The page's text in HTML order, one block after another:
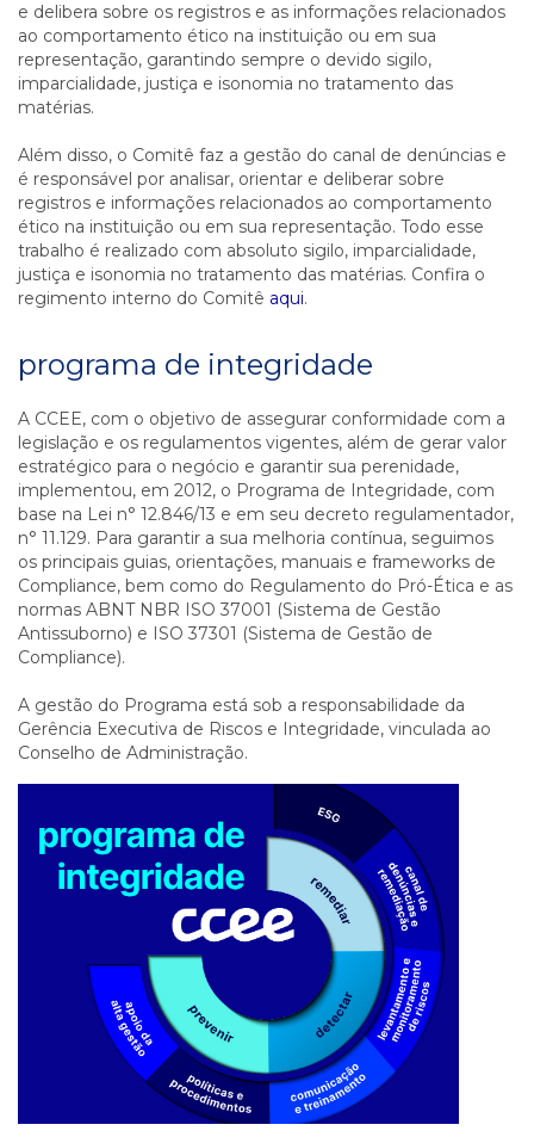
e delibera sobre os registros e as informações relacionados
ao comportamento ético na instituição ou em sua
representação, garantindo sempre o devido sigilo,
imparcialidade, justiça e isonomia no tratamento das
matérias.
Além disso, o Comitê faz a gestão do canal de denúncias e
é responsável por analisar, orientar e deliberar sobre
registros e informações relacionados ao comportamento
ético na instituição ou em sua representação. Todo esse
trabalho é realizado com absoluto sigilo, imparcialidade,
justiça e isonomia no tratamento das matérias. Confira o
regimento interno do Comitê aqui.
programa de integridade
A CCEE, com o objetivo de assegurar conformidade com a
legislação e os regulamentos vigentes, além de gerar valor
estratégico para o negócio e garantir sua perenidade,
implementou, em 2012, o Programa de Integridade, com
base na Lei n° 12.846/13 e em seu decreto regulamentador,
n° 11.129. Para garantir a sua melhoria contínua, seguimos
os principais guias, orientações, manuais e frameworks de
Compliance, bem como do Regulamento do Pró-Ética e as
normas ABNT NBR ISO 37001 (Sistema de Gestão
Antissuborno) e ISO 37301 (Sistema de Gestão de
Compliance).
A gestão do Programa está sob a responsabilidade da
Gerência Executiva de Riscos e Integridade, vinculada ao
Conselho de Administração.